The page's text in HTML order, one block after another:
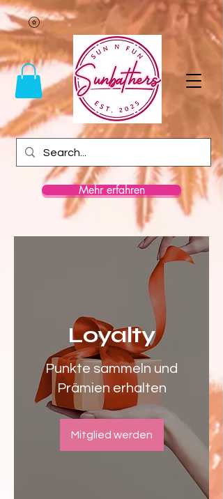
Mehr erfahren
Loyalty
Punkte sammeln und
Prämien erhalten
Mitglied werden